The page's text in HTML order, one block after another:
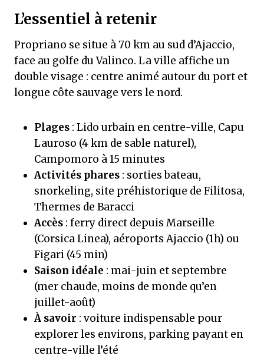
L’essentiel à retenir
Propriano se situe à 70 km au sud d’Ajaccio,
face au golfe du Valinco. La ville affiche un
double visage : centre animé autour du port et
longue côte sauvage vers le nord.
Plages : Lido urbain en centre-ville, Capu
Lauroso (4 km de sable naturel),
Campomoro à 15 minutes
Activités phares : sorties bateau,
snorkeling, site préhistorique de Filitosa,
Thermes de Baracci
Accès : ferry direct depuis Marseille
(Corsica Linea), aéroports Ajaccio (1h) ou
Figari (45 min)
Saison idéale : mai-juin et septembre
(mer chaude, moins de monde qu’en
juillet-août)
À savoir : voiture indispensable pour
explorer les environs, parking payant en
centre-ville l’été